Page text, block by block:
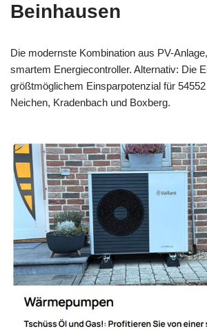
Beinhausen
Die modernste Kombination aus PV-
smartem Energiecontroller. Alternativ: Die
größtmöglichem Einsparpotenzial für
Neichen, Kradenbach und Boxberg.